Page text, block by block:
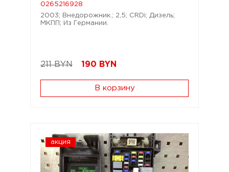
0265216928
2003; Внедорожник.; 2,5; CRDi; Дизель;
МКПП; Из Германии.
211 BYN 190 BYN
В корзину
акция